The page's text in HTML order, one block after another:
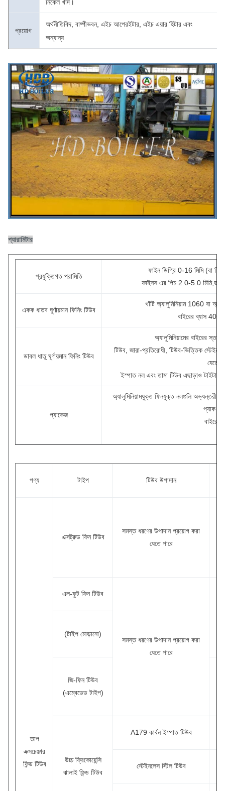
নিকেল খাদ।
প্রয়োগ
অর্থনীতিবিদ, বাষ্পীভবন, এইচ আপেরইটার, এইচ এয়ার হিটার এবং
অন্যান্য
প্যারামিটার
প্রযুক্তিগত পরামিতি
ফাইন ডিগ্রি 0-16 মিমি (বা
ফাইনস এর পিচ 2.0-5.0
একক ধাতব ঘূর্ণায়মান ফিনিং টিউব
খাঁটি অ্যালুমিনিয়াম 1060 বা
বাইরের ব্যাস 40
ডাবল ধাতু ঘূর্ণায়মান ফিনিং টিউব
অ্যালুমিনিয়ামের বাইরের স্তর
টিউব, জারা-প্রতিরোধী, টিউব-ভিত্তিক
যেতে
ইস্পাত নল এবং তামা টিউব এছাড়াও
প্যাকেজ
অ্যালুমিনিয়ামযুক্ত ফিনযুক্ত নলগুলি অভ্যন্তরীণ
প্যাক
বাইরের
পণ্য টাইপ টিউব উপাদান
তাপ
এক্সচেঞ্জার
ফিন্ড টিউব
এক্সট্রুড ফিন টিউব
সমস্ত ধরণের উপাদান প্রয়োগ করা
যেতে পারে
এল-ফুট ফিন টিউব
সমস্ত ধরণের উপাদান প্রয়োগ করা
যেতে পারে
(টাইপ মোড়ানো)
জি-ফিন টিউব
(এম্বেডেড টাইপ)
উচ্চ ফ্রিকোয়েন্সি
ঝালাই ফিন্ড টিউব
A179 কার্বন ইস্পাত টিউব
স্টেইনলেস স্টিল টিউব